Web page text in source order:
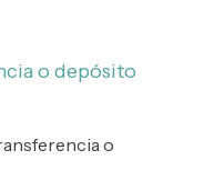
o depósito
o